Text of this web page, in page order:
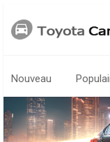
Nouveau